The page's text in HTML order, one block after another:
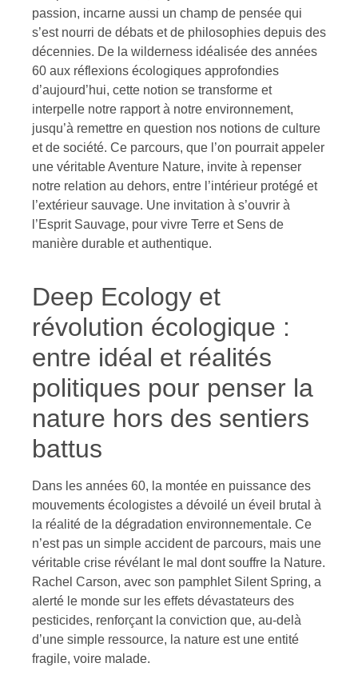
passion, incarne aussi un champ de pensée qui
s’est nourri de débats et de philosophies depuis des
décennies. De la wilderness idéalisée des années
60 aux réflexions écologiques approfondies
d’aujourd’hui, cette notion se transforme et
interpelle notre rapport à notre environnement,
jusqu’à remettre en question nos notions de culture
et de société. Ce parcours, que l’on pourrait appeler
une véritable Aventure Nature, invite à repenser
notre relation au dehors, entre l’intérieur protégé et
l’extérieur sauvage. Une invitation à s’ouvrir à
l’Esprit Sauvage, pour vivre Terre et Sens de
manière durable et authentique.
Deep Ecology et
révolution écologique :
entre idéal et réalités
politiques pour penser la
nature hors des sentiers
battus
Dans les années 60, la montée en puissance des
mouvements écologistes a dévoilé un éveil brutal à
la réalité de la dégradation environnementale. Ce
n’est pas un simple accident de parcours, mais une
véritable crise révélant le mal dont souffre la Nature.
Rachel Carson, avec son pamphlet Silent Spring, a
alerté le monde sur les effets dévastateurs des
pesticides, renforçant la conviction que, au-delà
d’une simple ressource, la nature est une entité
fragile, voire malade.